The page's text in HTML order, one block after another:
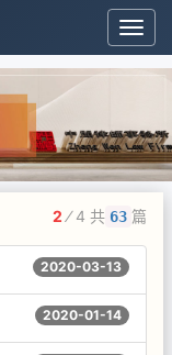
中
闻
网
2 ⁄ 4 共 63 篇
2020-03-13
2020-01-14